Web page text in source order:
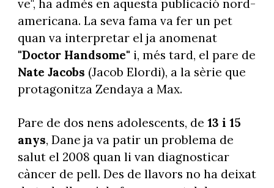
ve", ha admès en aquesta publicació nord-
americana. La seva fama va fer un pet
quan va interpretar el ja anomenat
"Doctor Handsome" i, més tard, el pare de
Nate Jacobs (Jacob Elordi), a la sèrie que
protagonitza Zendaya a Max.
Pare de dos nens adolescents, de 13 i 15
anys, Dane ja va patir un problema de
salut el 2008 quan li van diagnosticar
càncer de pell. Des de llavors no ha deixat